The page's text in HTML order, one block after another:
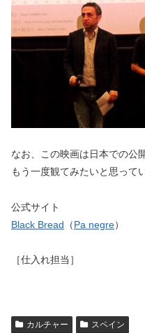
なお、この映画は日本での公
もう一度観てみたいと思って
公式サイト
Black Bread （Pa negre）
［仕入れ担当］
カルチャー スペイン